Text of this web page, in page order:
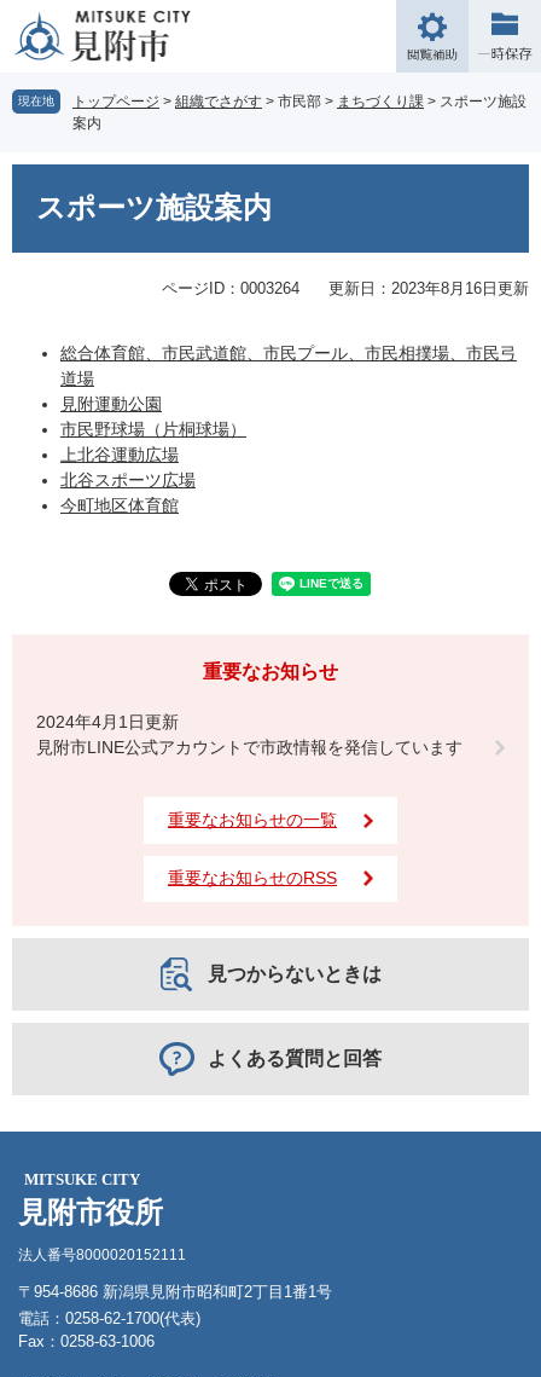
の
先
で
ー
を
ば
閲
覧
補
現在地 トップページ > 組織でさがす > 市民部 > まちづくり課 > スポーツ施設
案内
スポーツ施設案内
ページID：0003264 更新日：2023年8月16日更新
総合体育館、市民武道館、市民プール、市民相撲場、市民弓
道場
見附運動公園
市民野球場（片桐球場）
上北谷運動広場
北谷スポーツ広場
今町地区体育館
重要なお知らせ
2024年4月1日更新
見附市LINE公式アカウントで市政情報を発信しています
重要なお知らせの一覧
重要なお知らせのRSS
見つからないときは
よくある質問と回答
MITSUKE CITY
見附市役所
法人番号8000020152111
〒954-8686 新潟県見附市昭和町2丁目1番1号
電話：0258-62-1700(代表)
Fax：0258-63-1006